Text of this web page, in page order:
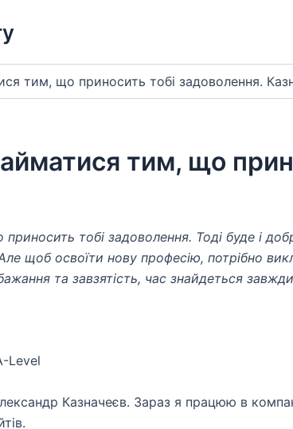
тим, що приносить тобі задоволення.
тим, що
тобі задоволення. Тоді буде і
щоб освоїти нову професію, потрібно
та завзятість, час знайдеться
Level
Казначеєв. Зараз я працюю в